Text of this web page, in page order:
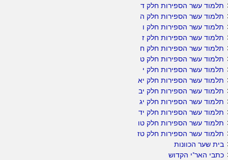
תלמוד עשר הספירות חלק ד
תלמוד עשר הספירות חלק ה
תלמוד עשר הספירות חלק ו
תלמוד עשר הספירות חלק ז
תלמוד עשר הספירות חלק ח
תלמוד עשר הספירות חלק ט
תלמוד עשר הספירות חלק י
תלמוד עשר הספירות חלק יא
תלמוד עשר הספירות חלק יב
תלמוד עשר הספירות חלק יג
תלמוד עשר הספירות חלק יד
תלמוד עשר הספירות חלק טו
תלמוד עשר הספירות חלק טז
בית שער הכוונות
כתבי האר"י הקדוש